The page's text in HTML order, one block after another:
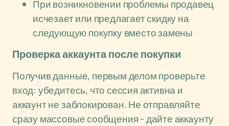
При возникновении проблемы продавец
исчезает или предлагает скидку на
следующую покупку вместо замены
Проверка аккаунта после покупки
Получив данные, первым делом проверьте
вход: убедитесь, что сессия активна и
аккаунт не заблокирован. Не отправляйте
сразу массовые сообщения - дайте аккаунту